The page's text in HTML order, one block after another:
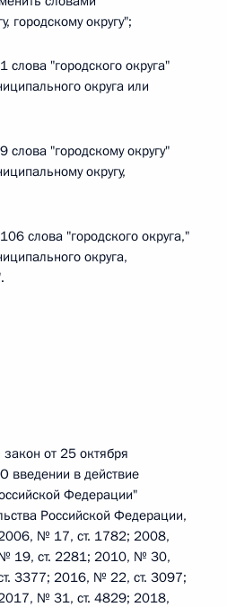
городскому округу";
слова "городского округа"
округа или
слова "городскому округу"
округу,
слова "городского округа,"
округа,
от 25 октября
в действие
Федерации"
Российской Федерации,
№ 17, ст. 1782; 2008,
19, ст. 2281; 2010, № 30,
3377; 2016, № 22, ст. 3097;
№ 31, ст. 4829; 2018,